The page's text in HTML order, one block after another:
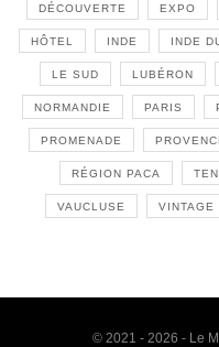
DÉCOUVERTE EXPO
HÔTEL INDE INDE
LE SUD LUBÉRON
NORMANDIE PARIS
PROMENADE
RÉGION PACA
VAUCLUSE VINTAGE
© 2021 - 2026 - Le